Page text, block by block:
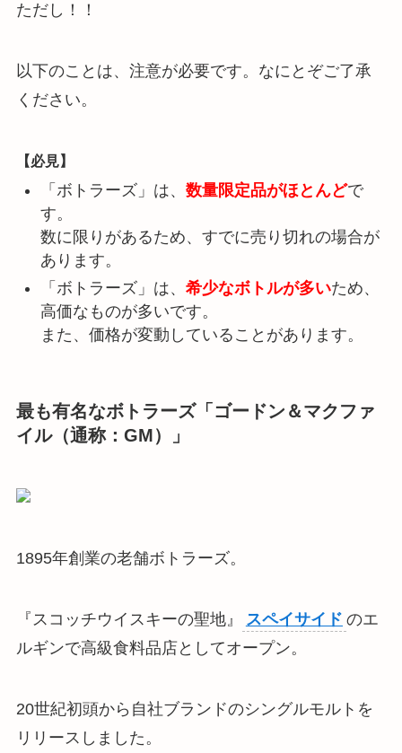
ただし！！
以下のことは、注意が必要です。なにとぞご了承
ください。
【必見】
「ボトラーズ」は、 数量限定品がほとんどで
す。
数に限りがあるため、すでに売り切れの場合が
あります。
「ボトラーズ」は、 希少なボトルが多いため、
高価なものが多いです。
また、価格が変動していることがあります。
最も有名なボトラーズ「ゴードン＆マクファ
イル（通称：GM）」
1895年創業の老舗ボトラーズ。
『スコッチウイスキーの聖地』 スペイサイド のエ
ルギンで高級食料品店としてオープン。
20世紀初頭から自社ブランドのシングルモルトを
リリースしました。